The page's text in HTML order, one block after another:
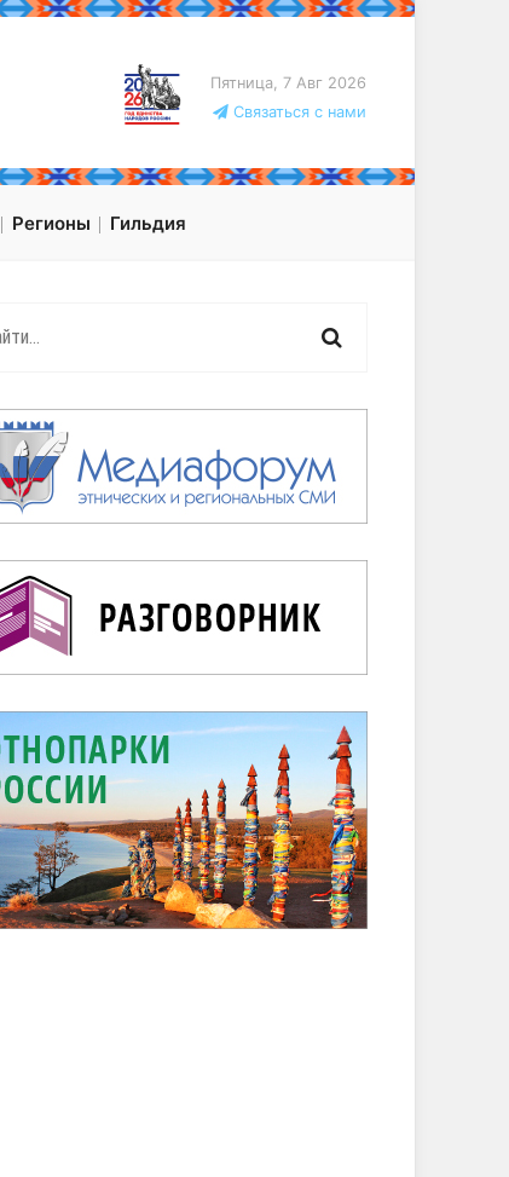
Пятница, 7 Авг 2026
Связаться с нами
Регионы Гильдия